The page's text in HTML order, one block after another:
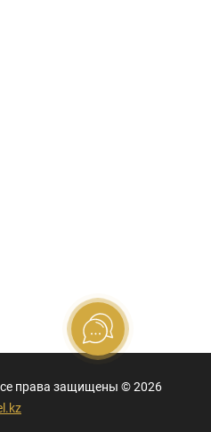
права защищены ©️ 2026